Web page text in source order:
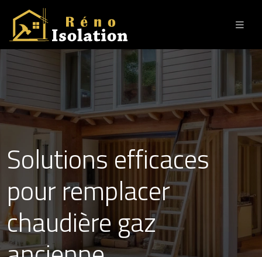
Solutions efficaces
pour remplacer
chaudière gaz